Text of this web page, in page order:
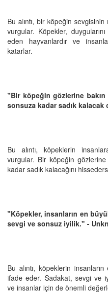
Bu alıntı, bir köpeğin
vurgular. Köpekler,
eden hayvanlardır ve
katarlar.
"Bir köpeğin gözlerine
sonsuza kadar sadık kalacak
Bu alıntı, köpeklerin
vurgular. Bir köpeğin gözlerine
kadar sadık kalacağını
"Köpekler, insanların en
sevgi ve sonsuz iyilik." -
Bu alıntı, köpeklerin insanların
ifade eder. Sadakat, sevgi ve
ve insanlar için de önemli